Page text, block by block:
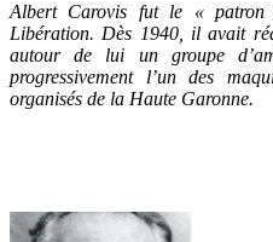
Albert Carovis fut le «
Libération. Dès 1940, il avait
autour de lui un groupe
progressivement l’un des
organisés de la Haute Garonne.